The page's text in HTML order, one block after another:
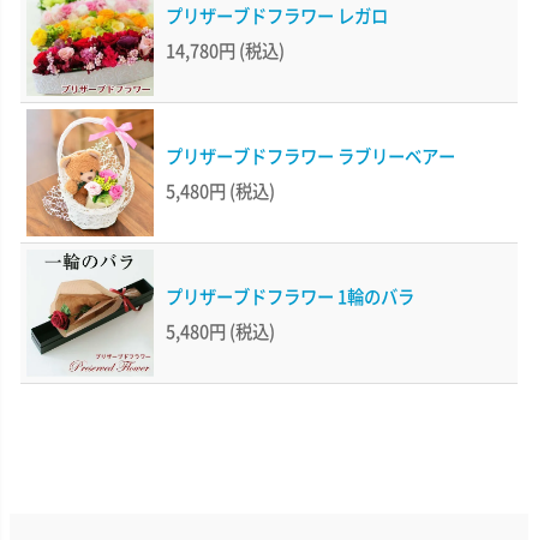
プリザーブドフラワー レガロ
14,780円 (税込)
プリザーブドフラワー ラブリーベアー
5,480円 (税込)
プリザーブドフラワー 1輪のバラ
5,480円 (税込)